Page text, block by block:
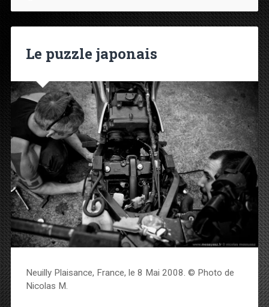
Le puzzle japonais
Neuilly Plaisance, France, le 8 Mai 2008. © Photo de
Nicolas M.